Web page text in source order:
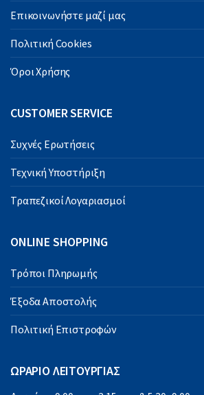
Επικοινωνήστε μαζί μας
Πολιτική Cookies
Όροι Χρήσης
CUSTOMER SERVICE
Συχνές Ερωτήσεις
Τεχνική Υποστήριξη
Τραπεζικοί Λογαριασμοί
ONLINE SHOPPING
Τρόποι Πληρωμής
Έξοδα Αποστολής
Πολιτική Επιστροφών
ΩΡΑΡΙΟ ΛΕΙΤΟΥΡΓΙΑΣ